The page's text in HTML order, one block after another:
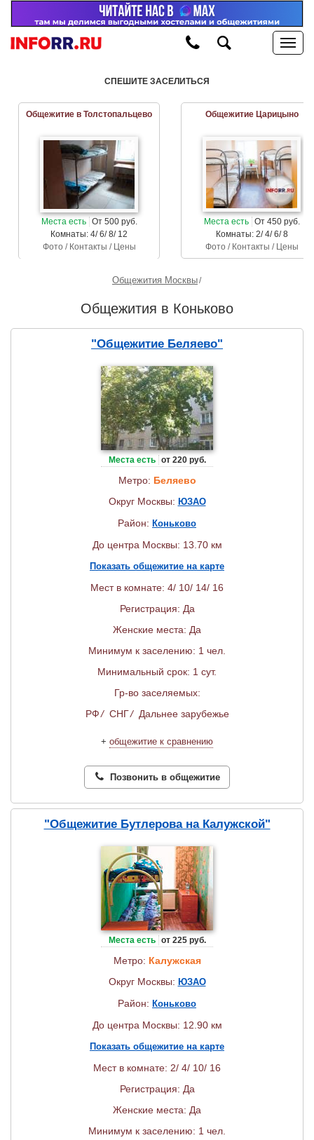
СПЕШИТЕ ЗАСЕЛИТЬСЯ
Общежитие в Толстопальцево
Места есть От 500 руб.
Комнаты: 4/ 6/ 8/ 12
Фото / Контакты / Цены
Общежитие Царицыно
Места есть От 450 руб.
Комнаты: 2/ 4/ 6/ 8
Фото / Контакты / Цены
Общежития Москвы
Общежития в Коньково
"Общежитие Беляево"
Места есть от 220 руб.
Метро: Беляево
Округ Москвы: ЮЗАО
Район: Коньково
До центра Москвы: 13.70 км
Показать общежитие на карте
Мест в комнате: 4/ 10/ 14/ 16
Регистрация: Да
Женские места: Да
Минимум к заселению: 1 чел.
Минимальный срок: 1 сут.
Гр-во заселяемых:
РФ/ СНГ/ Дальнее зарубежье
+ общежитие к сравнению
Позвонить в общежитие
"Общежитие Бутлерова на Калужской"
Места есть от 225 руб.
Метро: Калужская
Округ Москвы: ЮЗАО
Район: Коньково
До центра Москвы: 12.90 км
Показать общежитие на карте
Мест в комнате: 2/ 4/ 10/ 16
Регистрация: Да
Женские места: Да
Минимум к заселению: 1 чел.